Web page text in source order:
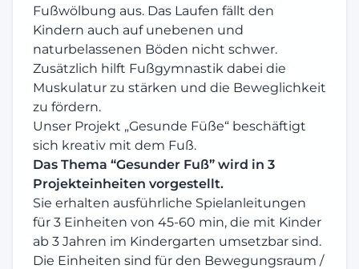
Fußwölbung aus. Das Laufen fällt den
Kindern auch auf unebenen und
naturbelassenen Böden nicht schwer.
Zusätzlich hilft Fußgymnastik dabei die
Muskulatur zu stärken und die Beweglichkeit
zu fördern.
Unser Projekt „Gesunde Füße“ beschäftigt
sich kreativ mit dem Fuß.
Das Thema “Gesunder Fuß” wird in 3
Projekteinheiten vorgestellt.
Sie erhalten ausführliche Spielanleitungen
für 3 Einheiten von 45-60 min, die mit Kinder
ab 3 Jahren im Kindergarten umsetzbar sind.
Die Einheiten sind für den Bewegungsraum /